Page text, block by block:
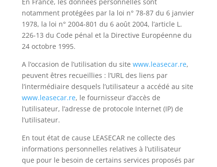
notamment protégées par la loi n° 78-87 du 6 janvier
1978, la loi n° 2004-801 du 6 août 2004, l’article L.
226-13 du Code pénal et la Directive Européenne du
24 octobre 1995.
A l’occasion de l’utilisation du site www.leasecar.re,
peuvent êtres recueillies : l’URL des liens par
l’intermédiaire desquels l’utilisateur a accédé au site
www.leasecar.re, le fournisseur d’accès de
l’utilisateur, l’adresse de protocole Internet (IP) de
l’utilisateur.
En tout état de cause LEASECAR ne collecte des
informations personnelles relatives à l’utilisateur
que pour le besoin de certains services proposés par